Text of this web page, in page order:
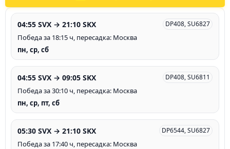
04:55 SVX → 21:10 SKX DP408, SU6827
Победа за 18:15 ч, пересадка: Москва
пн, ср, сб
04:55 SVX → 09:05 SKX DP408, SU6811
Победа за 30:10 ч, пересадка: Москва
пн, ср, пт, сб
05:30 SVX → 21:10 SKX DP6544, SU6827
Победа за 17:40 ч, пересадка: Москва